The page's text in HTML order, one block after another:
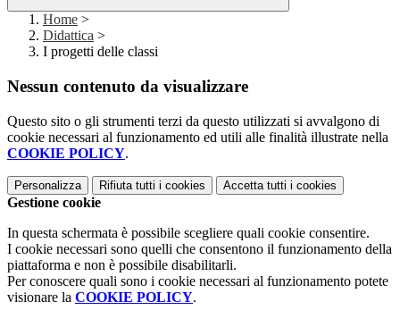
Home >
Didattica >
I progetti delle classi
Nessun contenuto da visualizzare
Questo sito o gli strumenti terzi da questo utilizzati si avvalgono di
cookie necessari al funzionamento ed utili alle finalità illustrate nella
COOKIE POLICY.
Personalizza Rifiuta tutti i cookies Accetta tutti i cookies
Gestione cookie
In questa schermata è possibile scegliere quali cookie consentire.
I cookie necessari sono quelli che consentono il funzionamento della
piattaforma e non è possibile disabilitarli.
Per conoscere quali sono i cookie necessari al funzionamento potete
visionare la COOKIE POLICY.